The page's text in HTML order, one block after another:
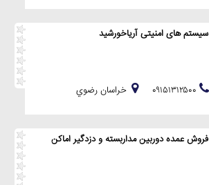
سیستم های امنیتی آریاخورشید
خراسان رضوي
فروش عمده دوربین مداربسته و دزدگیر اماکن